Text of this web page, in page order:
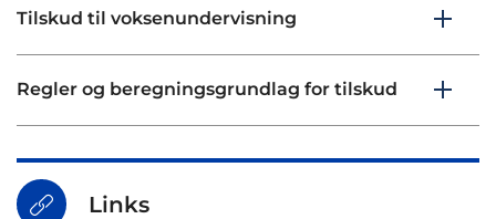
Tilskud til voksenundervisning
Regler og beregningsgrundlag for tilskud
Links